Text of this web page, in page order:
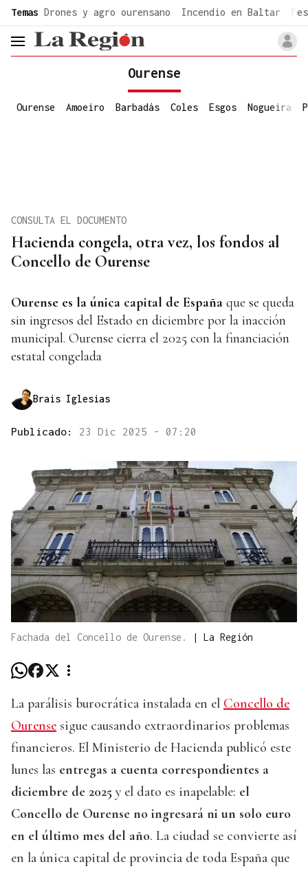
Temas Drones y agro ourensano Incendio en Baltar
header.menu.open
Ourense
Ourense Amoeiro Barbadás Coles Esgos Nogueira
Hacienda congela, otra vez, los fondos al
Concello de Ourense
CONSULTA EL DOCUMENTO
Ourense es la única capital de España que se queda
sin ingresos del Estado en diciembre por la inacción
municipal. Ourense cierra el 2025 con la financiación
estatal congelada
Brais Iglesias
Publicado: 23 Dic 2025 - 07:20
Fachada del Concello de Ourense. | La Región
La parálisis burocrática instalada en el Concello de
Ourense sigue causando extraordinarios problemas
financieros. El Ministerio de Hacienda publicó este
lunes las entregas a cuenta correspondientes a
diciembre de 2025 y el dato es inapelable: el
Concello de Ourense no ingresará ni un solo euro
en el último mes del año. La ciudad se convierte así
en la única capital de provincia de toda España que